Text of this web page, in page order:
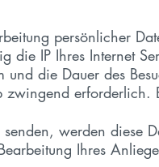
persönlicher
die IP Ihres Internet
die Dauer des
werden
Ihres